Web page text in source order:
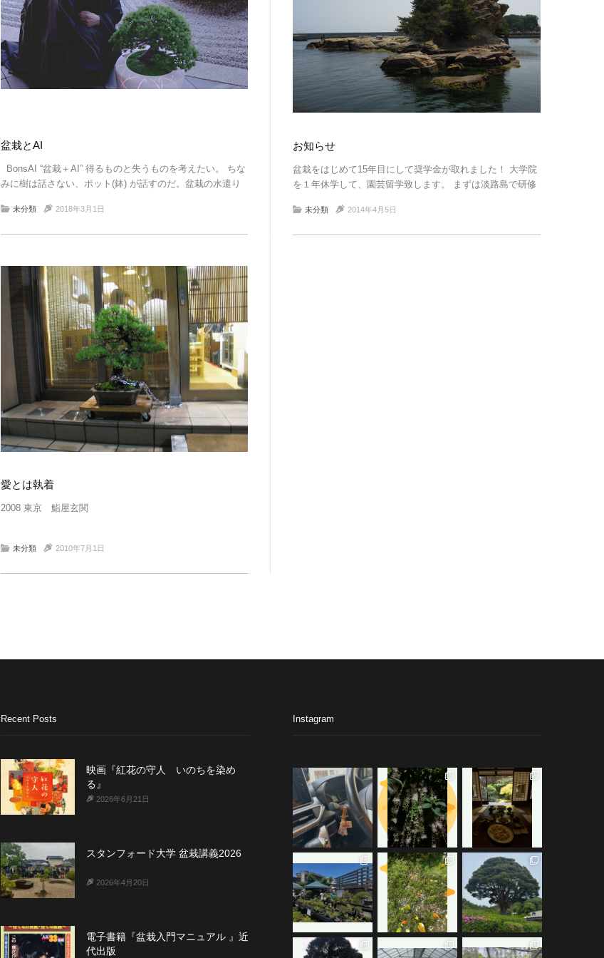
盆栽とAI
BonsAI “盆栽＋AI” 得るものと失うものを考えたい。 ちな
みに樹は話さない、ポット(鉢) が話すのだ。盆栽の水遣り
話してくれる。要注意のポイント […]
未分類 2018年3月1日
お知らせ
盆栽をはじめて15年目にして奨学金が取れました！ 大学院
を１年休学して、園芸留学致します。 まずは淡路島で研修
米国 ◯2014 ( […]
未分類 2014年4月5日
愛とは執着
2008 東京 鮨屋玄関
未分類 2010年7月1日
Recent Posts
映画『紅花の守人 いのちを染め
る』
2026年6月21日
スタンフォード大学 盆栽講義2026
2026年4月20日
電子書籍『盆栽入門マニュアル 』近
代出版
Instagram